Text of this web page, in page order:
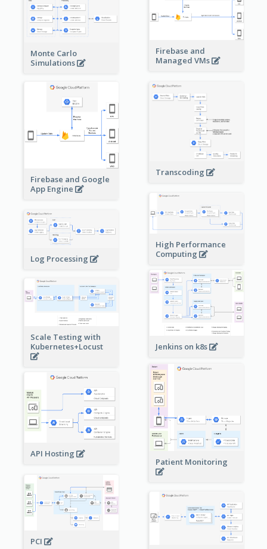
Firebase and
Managed VMs
Monte Carlo
Simulations
Firebase and Google
App Engine
Transcoding
High Performance
Computing
Log Processing
Jenkins on k8s
Scale Testing with
Kubernetes+Locust
Patient Monitoring
API Hosting
PCI